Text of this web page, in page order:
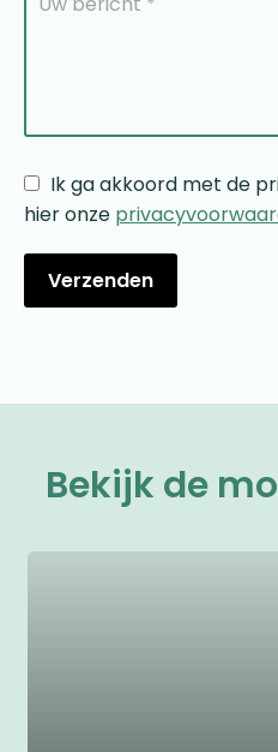
Ik ga akkoord met de
hier onze
Bekijk de